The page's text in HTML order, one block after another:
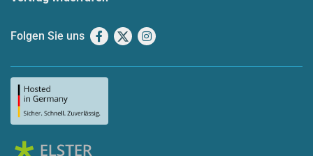
Folgen Sie uns Facebook
X Instagram